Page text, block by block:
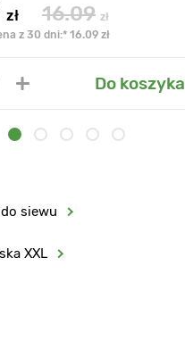
zł 16.09 zł
z 30 dni:* 16.09 zł
Do koszyka
siewu
XXL